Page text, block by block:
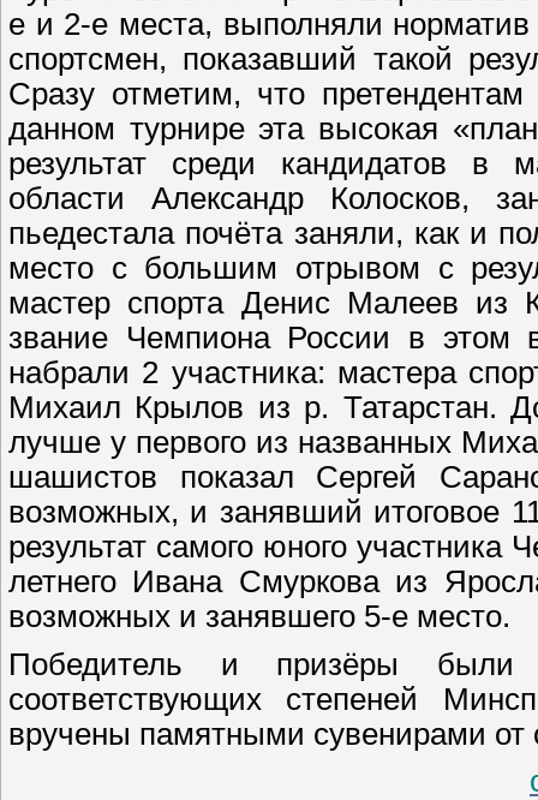
е и 2-е места, выполняли
спортсмен, показавший такой
Сразу отметим, что
данном турнире эта высокая
результат среди кандидатов в
области Александр Колосков,
пьедестала почёта заняли, как и
место с большим отрывом с
мастер спорта Денис Малеев из
звание Чемпиона России в этом
набрали 2 участника: мастера
Михаил Крылов из р. Татарстан.
лучше у первого из названных
шашистов показал Сергей
возможных, и занявший итоговое
результат самого юного участника
летнего Ивана Смуркова из
возможных и занявшего 5-е место.
Победитель и призёры были
соответствующих степеней
вручены памятными сувенирами от